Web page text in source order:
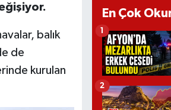
balık
de
kurulan
En Çok
1
2